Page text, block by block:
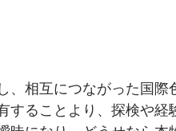
、 相互につながった 国際
する ことより、 探検や経